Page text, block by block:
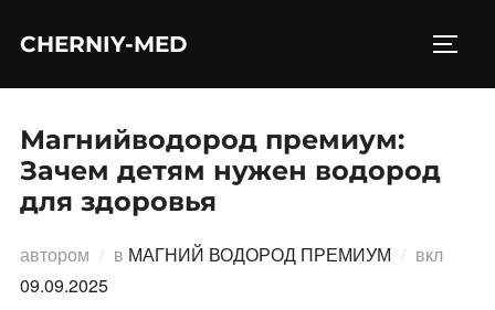
CHERNIY-MED
Магнийводород премиум:
Зачем детям нужен водород
для здоровья
автором в МАГНИЙ ВОДОРОД ПРЕМИУМ вкл
09.09.2025